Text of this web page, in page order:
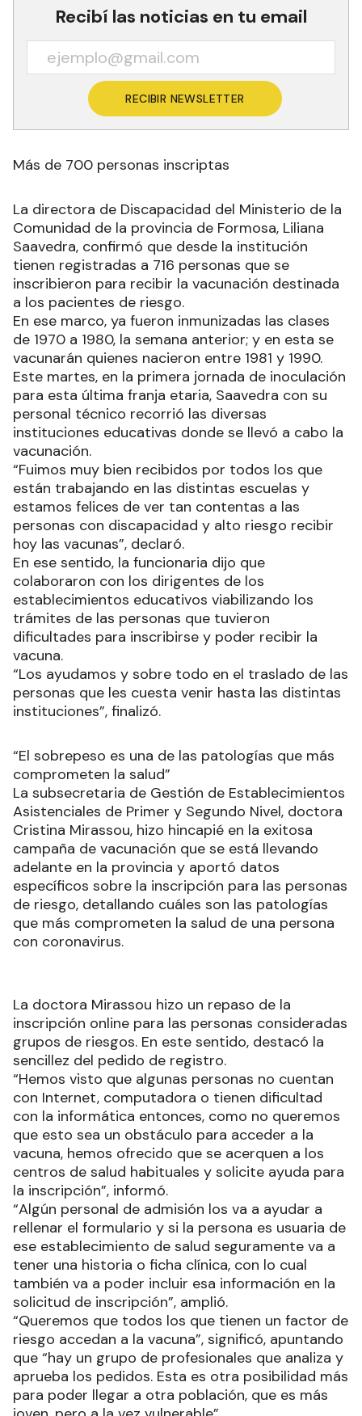
Recibí las noticias en tu email
RECIBIR NEWSLETTER
Más de 700 personas inscriptas
La directora de Discapacidad del Ministerio de la
Comunidad de la provincia de Formosa, Liliana
Saavedra, confirmó que desde la institución
tienen registradas a 716 personas que se
inscribieron para recibir la vacunación destinada
a los pacientes de riesgo.
En ese marco, ya fueron inmunizadas las clases
de 1970 a 1980, la semana anterior; y en esta se
vacunarán quienes nacieron entre 1981 y 1990.
Este martes, en la primera jornada de inoculación
para esta última franja etaria, Saavedra con su
personal técnico recorrió las diversas
instituciones educativas donde se llevó a cabo la
vacunación.
“Fuimos muy bien recibidos por todos los que
están trabajando en las distintas escuelas y
estamos felices de ver tan contentas a las
personas con discapacidad y alto riesgo recibir
hoy las vacunas”, declaró.
En ese sentido, la funcionaria dijo que
colaboraron con los dirigentes de los
establecimientos educativos viabilizando los
trámites de las personas que tuvieron
dificultades para inscribirse y poder recibir la
vacuna.
“Los ayudamos y sobre todo en el traslado de las
personas que les cuesta venir hasta las distintas
instituciones”, finalizó.
“El sobrepeso es una de las patologías que más
comprometen la salud”
La subsecretaria de Gestión de Establecimientos
Asistenciales de Primer y Segundo Nivel, doctora
Cristina Mirassou, hizo hincapié en la exitosa
campaña de vacunación que se está llevando
adelante en la provincia y aportó datos
específicos sobre la inscripción para las personas
de riesgo, detallando cuáles son las patologías
que más comprometen la salud de una persona
con coronavirus.
La doctora Mirassou hizo un repaso de la
inscripción online para las personas consideradas
grupos de riesgos. En este sentido, destacó la
sencillez del pedido de registro.
“Hemos visto que algunas personas no cuentan
con Internet, computadora o tienen dificultad
con la informática entonces, como no queremos
que esto sea un obstáculo para acceder a la
vacuna, hemos ofrecido que se acerquen a los
centros de salud habituales y solicite ayuda para
la inscripción”, informó.
“Algún personal de admisión los va a ayudar a
rellenar el formulario y si la persona es usuaria de
ese establecimiento de salud seguramente va a
tener una historia o ficha clínica, con lo cual
también va a poder incluir esa información en la
solicitud de inscripción”, amplió.
“Queremos que todos los que tienen un factor de
riesgo accedan a la vacuna”, significó, apuntando
que “hay un grupo de profesionales que analiza y
aprueba los pedidos. Esta es otra posibilidad más
para poder llegar a otra población, que es más